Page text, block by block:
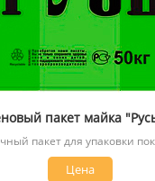
пакет майка
пакет для упаковки
Цена